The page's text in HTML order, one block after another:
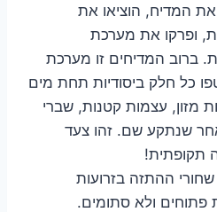
המדיח, הוציאו את
ופרקו את מערכת
ברוב המדיחים זו מערכת
כל חלק ביסודיות תחת מים
מזון, עצמות קטנות, שברי
שנתקע שם. זהו צעד
תקופתית!
שחורי ההתזה בזרועות
פתוחים ולא סתומים.